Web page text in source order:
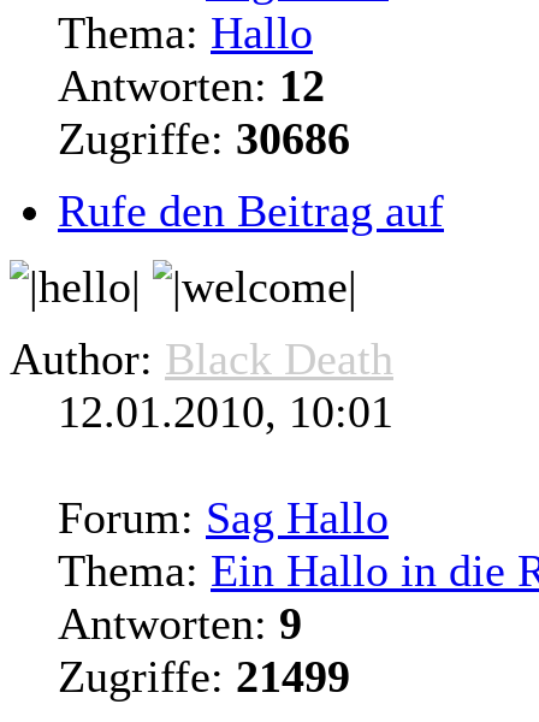
Thema: Hallo
Antworten: 12
Zugriffe: 30686
Rufe den Beitrag auf
Author: Black Death
12.01.2010, 10:01
Forum: Sag Hallo
Thema: Ein Hallo in die
Antworten: 9
Zugriffe: 21499